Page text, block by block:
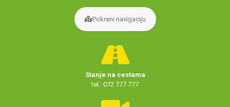
Pokreni navigaciju
Stanje na cestama
tel.: 072 777 777